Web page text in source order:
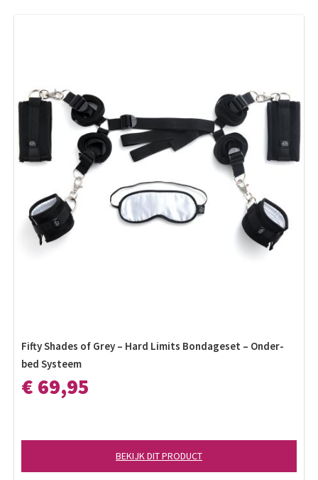
Fifty Shades of Grey – Hard Limits Bondageset – Onder-
bed Systeem
€ 69,95
BEKIJK DIT PRODUCT